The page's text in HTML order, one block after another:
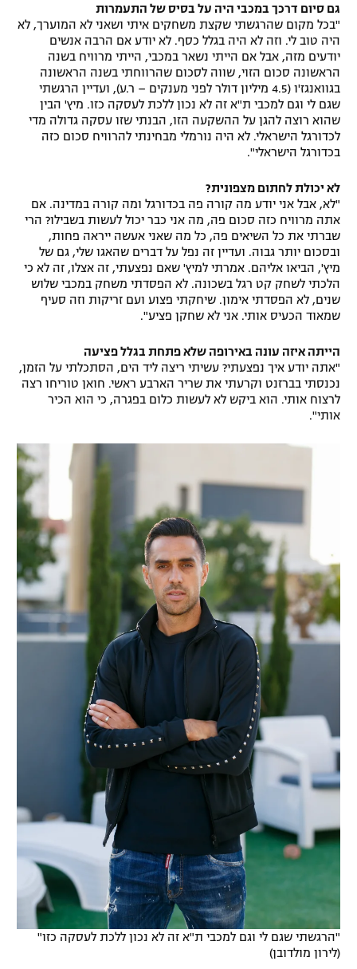
גם סיום דרכך במכבי היה על בסיס של התעמרות
"בכל מקום שהרגשתי שקצת משחקים איתי ושאני לא המוערך, לא
היה טוב לי. וזה לא היה בגלל כסף. לא יודע אם הרבה אנשים
יודעים מזה, אבל אם הייתי נשאר במכבי, הייתי מרוויח בשנה
הראשונה סכום הזוי, שווה לסכום שהרווחתי בשנה הראשונה
בגוואנגז'ו (4.5 מיליון דולר לפני מענקים – ר.ע), ועדיין הרגשתי
שגם לי וגם למכבי ת"א זה לא נכון ללכת לעסקה כזו. מיץ' הבין
שהוא רוצה להגן על ההשקעה הזו, הבנתי שזו עסקה גדולה מדי
לכדורגל הישראלי. לא היה נורמלי מבחינתי להרוויח סכום כזה
בכדורגל הישראלי".
לא יכולת לחתום מצפונית?
"לא, אבל אני יודע מה קורה פה בכדורגל ומה קורה במדינה. אם
אתה מרוויח כזה סכום פה, מה אני כבר יכול לעשות בשבילו? הרי
שברתי את כל השיאים פה, כל מה שאני אעשה ייראה פחות,
ובסכום יותר גבוה. ועדיין זה נפל על דברים שהאגו שלי, גם של
מיץ', הביאו אליהם. אמרתי למיץ' שאם נפצעתי, זה אצלו, זה לא כי
הלכתי לשחק קט רגל בשכונה. לא הפסדתי משחק במכבי שלוש
שנים, לא הפסדתי אימון. שיחקתי פצוע ועם זריקות וזה סעיף
שמאוד הכעיס אותי. אני לא שחקן פציע".
הייתה איזה עונה באירופה שלא פתחת בגלל פציעה
"אתה יודע איך נפצעתי? עשיתי ריצה ליד הים, הסתכלתי על הזמן,
נכנסתי בברזנט וקרעתי את שריר הארבע ראשי. חואן טוריחו רצה
לרצוח אותי. הוא ביקש לא לעשות כלום בפגרה, כי הוא הכיר
אותי".
"הרגשתי שגם לי וגם למכבי ת"א זה לא נכון ללכת לעסקה כזו"
(לירון מולדובן)